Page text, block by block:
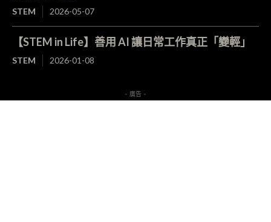
STEM 2026-05-07
【STEM in Life】善用 AI 讓日常工作真正「變輕」
STEM 2026-01-08
- 廣告 -